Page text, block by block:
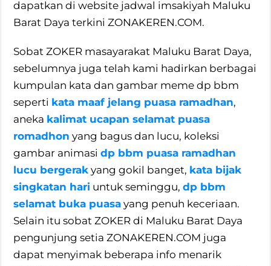
dapatkan di website jadwal imsakiyah Maluku
Barat Daya terkini ZONAKEREN.COM.
Sobat ZOKER masayarakat Maluku Barat Daya,
sebelumnya juga telah kami hadirkan berbagai
kumpulan kata dan gambar meme dp bbm
seperti kata maaf jelang puasa ramadhan,
aneka kalimat ucapan selamat puasa
romadhon yang bagus dan lucu, koleksi
gambar animasidp bbm puasa ramadhan
lucu bergerak yang gokil banget, kata bijak
singkatan hari untuk seminggu,dp bbm
selamat buka puasa yang penuh keceriaan.
Selain itu sobat ZOKER di Maluku Barat Daya
pengunjung setia ZONAKEREN.COM juga
dapat menyimak beberapa info menarik